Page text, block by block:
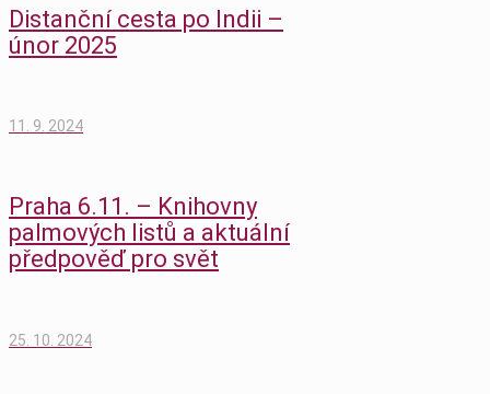
Distanční cesta po Indii –
únor 2025
11. 9. 2024
Praha 6.11. – Knihovny
palmových listů a aktuální
předpověď pro svět
25. 10. 2024